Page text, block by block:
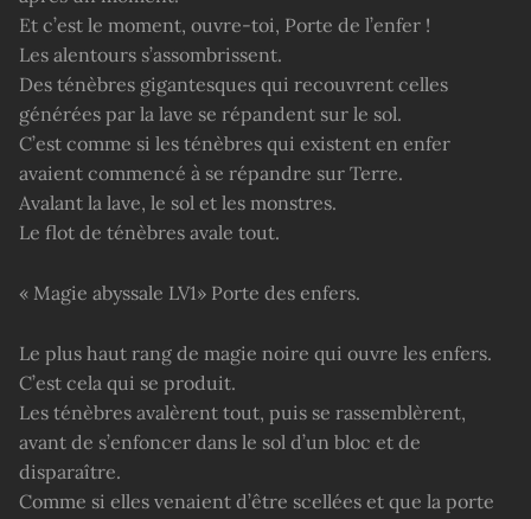
Et c’est le moment, ouvre-toi, Porte de l’enfer !
Les alentours s’assombrissent.
Des ténèbres gigantesques qui recouvrent celles
générées par la lave se répandent sur le sol.
C’est comme si les ténèbres qui existent en enfer
avaient commencé à se répandre sur Terre.
Avalant la lave, le sol et les monstres.
Le flot de ténèbres avale tout.
« Magie abyssale LV1» Porte des enfers.
Le plus haut rang de magie noire qui ouvre les enfers.
C’est cela qui se produit.
Les ténèbres avalèrent tout, puis se rassemblèrent,
avant de s’enfoncer dans le sol d’un bloc et de
disparaître.
Comme si elles venaient d’être scellées et que la porte